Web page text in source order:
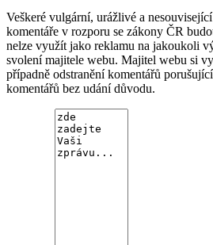
Veškeré vulgární, urážlivé a
komentáře v rozporu se zákony ČR
nelze využít jako reklamu na jakoukoli
svolení majitele webu. Majitel webu si
případně odstranění komentářů
komentářů bez udání důvodu.